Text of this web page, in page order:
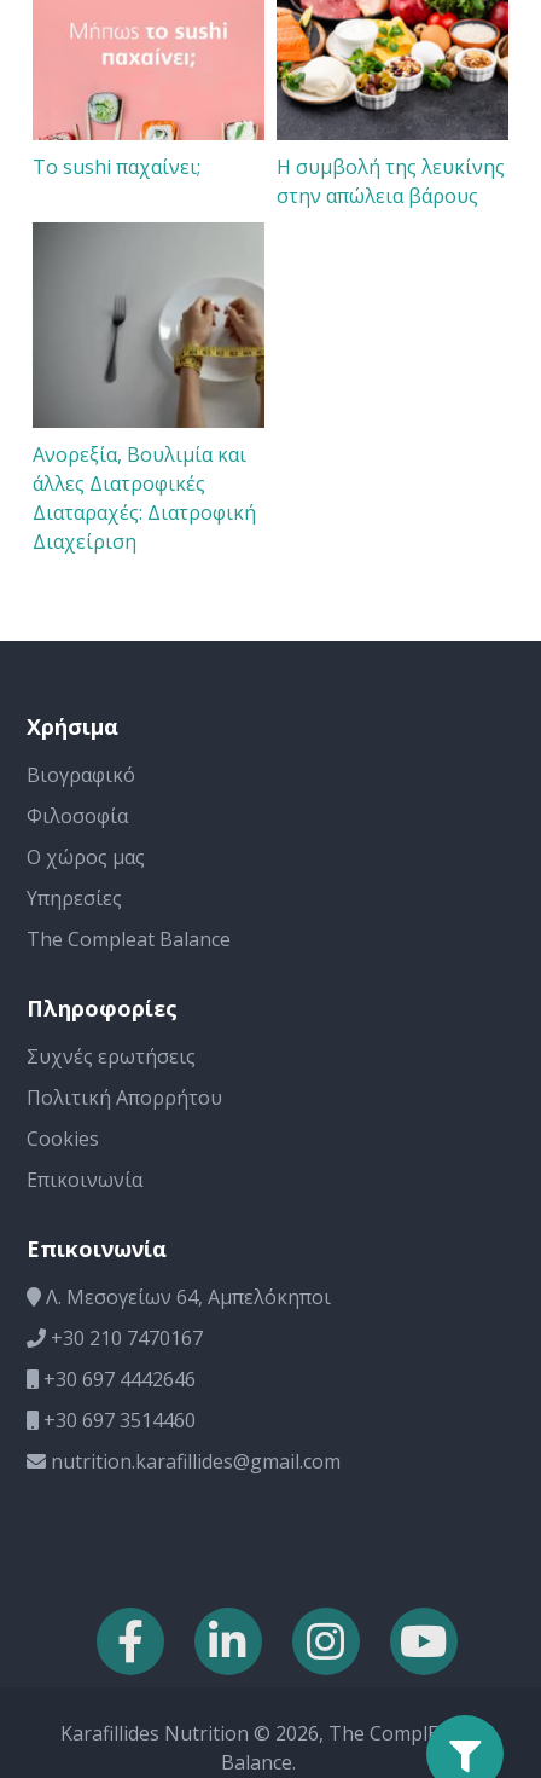
Το sushi παχαίνει;
Η συμβολή της λευκίνης
στην απώλεια βάρους
Ανορεξία, Βουλιμία και
άλλες Διατροφικές
Διαταραχές: Διατροφική
Διαχείριση
Χρήσιμα
Βιογραφικό
Φιλοσοφία
Ο χώρος μας
Υπηρεσίες
The Compleat Balance
Πληροφορίες
Συχνές ερωτήσεις
Πολιτική Απορρήτου
Cookies
Επικοινωνία
Επικοινωνία
Λ. Μεσογείων 64, Αμπελόκηποι
+30 210 7470167
+30 697 4442646
+30 697 3514460
nutrition.karafillides@gmail.com
Karafillides Nutrition © 2026, The ComplEat
Balance.